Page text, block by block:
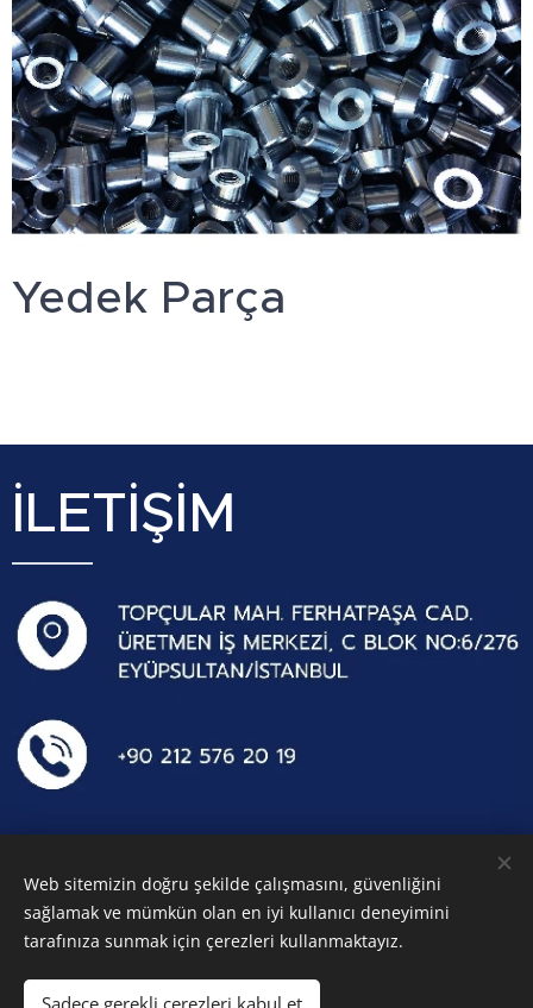
Yedek Parça
İLETİŞİM
Web sitemizin doğru şekilde çalışmasını, güvenliğini
sağlamak ve mümkün olan en iyi kullanıcı deneyimini
tarafınıza sunmak için çerezleri kullanmaktayız.
Sadece gerekli çerezleri kabul et